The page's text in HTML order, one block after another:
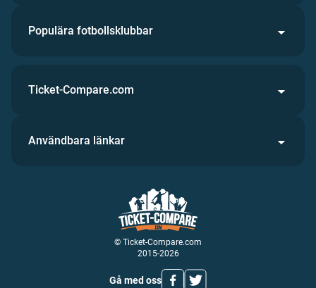
Populära fotbollsklubbar
© Ticket-Compare.com
2015-2026
Gå med oss
Ticket-Compare.com
Användbara länkar